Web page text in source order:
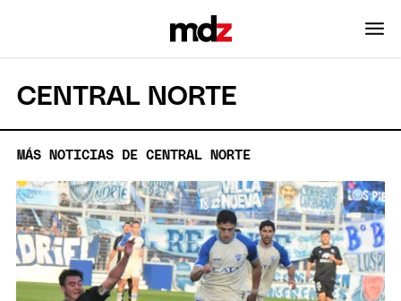
CENTRAL NORTE
MÁS NOTICIAS DE CENTRAL NORTE